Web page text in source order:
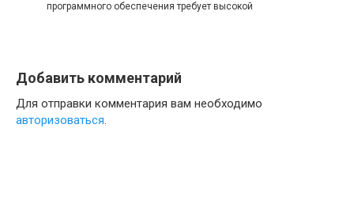
программного обеспечения требует высокой
Добавить комментарий
Для отправки комментария вам необходимо
авторизоваться.